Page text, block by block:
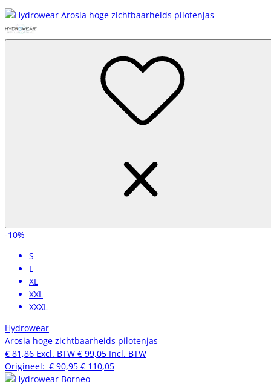
-10%
S
L
XL
XXL
XXXL
Hydrowear
Arosia hoge zichtbaarheids pilotenjas
€ 81,86 Excl. BTW € 99,05 Incl. BTW
Origineel: € 90,95 € 110,05